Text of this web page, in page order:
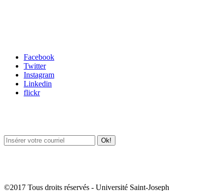
Facebook
Twitter
Instagram
Linkedin
flickr
©2017 Tous droits réservés - Université Saint-Joseph